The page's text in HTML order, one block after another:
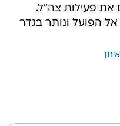
את פעילות צה"ל.
הפועל ונותר בגדר